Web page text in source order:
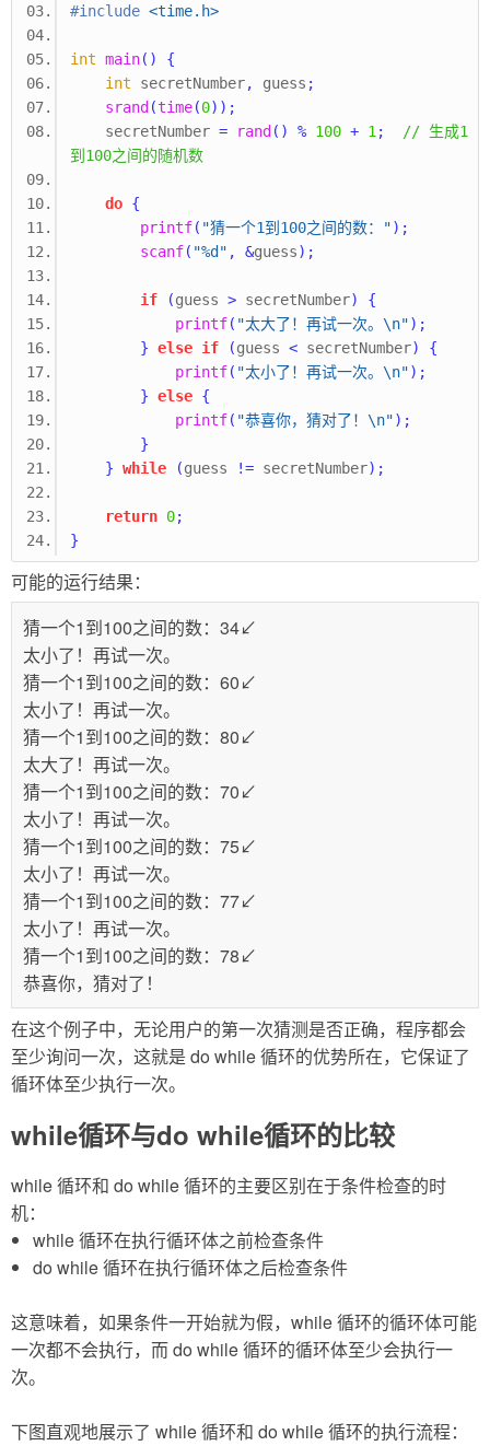
#include <time.h>
int main()
{
int secretNumber, guess ;
srand (time(0));
    secretNumber
= rand () % 100 + 1 ;
// 生成1
到100之间的随机数
do {
printf( "猜一个1到100之间的数：");
scanf( "%d" , &guess);
if (guess > secretNumber)
{
printf( "太大了！再试一次。 \n");
} else if (guess < secretNumber)
{
printf( "太小了！再试一次。 \n");
} else {
printf( "恭喜你，猜对了！ \n");
}
} while (guess != secretNumber);
return 0;
}
可能的运行结果：
猜一个1到100之间的数：34↙
太小了！再试一次。
猜一个1到100之间的数：60↙
太小了！再试一次。
猜一个1到100之间的数：80↙
太大了！再试一次。
猜一个1到100之间的数：70↙
太小了！再试一次。
猜一个1到100之间的数：75↙
太小了！再试一次。
猜一个1到100之间的数：77↙
太小了！再试一次。
猜一个1到100之间的数：78↙
恭喜你，猜对了！
在这个例子中，无论用户的第一次猜测是否正确，程序都会
至少询问一次，这就是 do while 循环的优势所在，它保证了
循环体至少执行一次。
while循环与do while循环的比较
while 循环和 do while 循环的主要区别在于条件检查的时
机：
while 循环在执行循环体之前检查条件
do while 循环在执行循环体之后检查条件
这意味着，如果条件一开始就为假，while 循环的循环体可能
一次都不会执行，而 do while 循环的循环体至少会执行一
次。
下图直观地展示了 while 循环和 do while 循环的执行流程：